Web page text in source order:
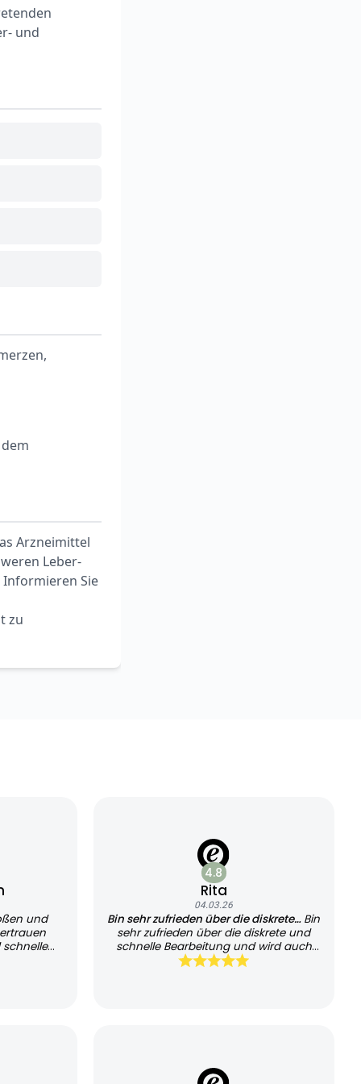
und
Arzneimittel
Leber-
Sie
zu
und
schnelle
4.8
Rita
04.03.26
Bin sehr zufrieden über die diskrete… Bin
sehr zufrieden über die diskrete und
schnelle Bearbeitung und wird auch
sehr schnell geliefert, kann es jedem